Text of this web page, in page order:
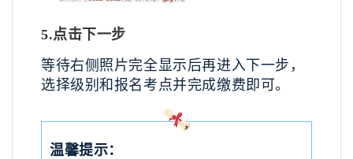
5.点击下一步
等待右侧照片完全显示后再进入下一步，
选择级别和报名考点并完成缴费即可。
温馨提示：